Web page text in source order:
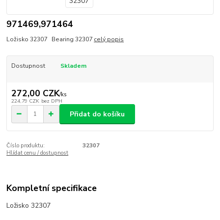
971469,971464
Ložisko 32307 Bearing 32307 celý popis
Dostupnost Skladem
272,00 CZK/ks
224,79 CZK bez DPH
Přidat do košíku
Číslo produktu:
32307
Hlídat cenu / dostupnost
Kompletní specifikace
Ložisko 32307